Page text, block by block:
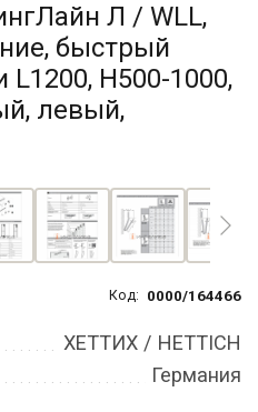
Л / WLL,
быстрый
H500-1000,
левый,
Код: 0000/164466
ХЕТТИХ / HETTICH
Германия